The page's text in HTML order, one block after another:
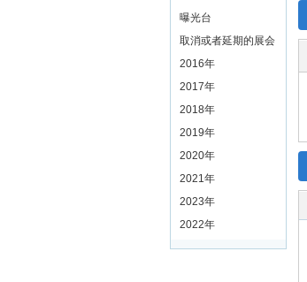
曝光台
取消或者延期的展会
2016年
2017年
2018年
2019年
2020年
2021年
2023年
2022年